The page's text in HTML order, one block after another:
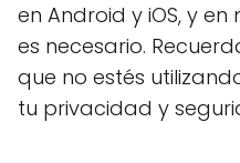
en Android y iOS, y
es necesario.
que no estés
tu privacidad y